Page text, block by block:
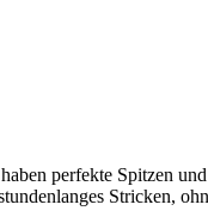
perfekte Spitzen
Stricken,